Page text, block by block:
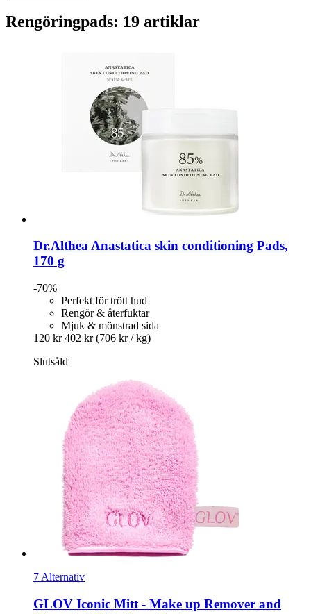
Rengöringpads: 19 artiklar
Dr.AltheaAnastatica skin conditioning Pads,
170 g
-70%
Perfekt för trött hud
Rengör & återfuktar
Mjuk & mönstrad sida
120 kr 402 kr (706 kr / kg)
Slutsåld
7 Alternativ
GLOV Iconic Mitt -​ Make up Remover and